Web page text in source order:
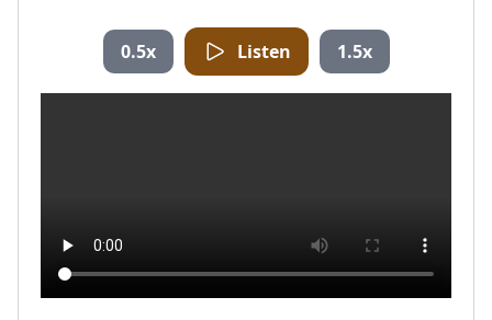
0.5x Listen 1.5x